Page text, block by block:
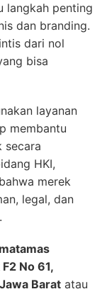
langkah penting
dan branding.
dari nol
bisa
layanan
membantu
secara
HKI,
merek
legal, dan
No 61,
Barat atau